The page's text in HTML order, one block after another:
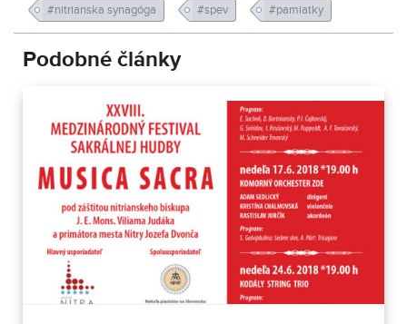
#nitrianska synagóga #spev #pamiatky
Podobné články